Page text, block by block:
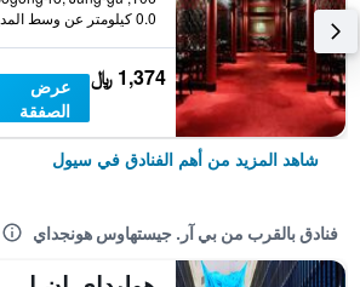
0.0 كيلومتر عن وسط المدينة
1,374 ﷼
عرض
الصفقة
شاهد المزيد من أهم الفنادق في سيول
فنادق بالقرب من بي آر. جيستهاوس هونجداي